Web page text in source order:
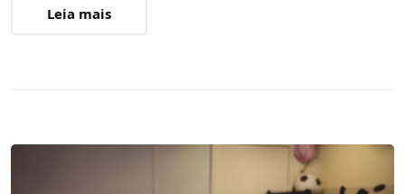
Leia mais